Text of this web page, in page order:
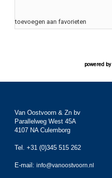
toevoegen aan favorieten
powered by
Van Oostvoorn & Zn bv
Parallelweg West 45A
4107 NA Culemborg
Tel. +31 (0)345 515 262
E-mail: info@vanoostvoorn.nl